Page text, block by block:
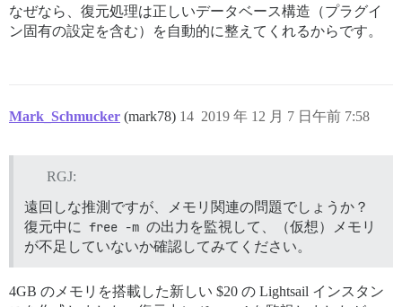
なぜなら、復元処理は正しいデータベース構造（プラグイ
ン固有の設定を含む）を自動的に整えてくれるからです。
Mark_Schmucker (mark78) 2019 年 12 月 7 日午前 7:58
14
RGJ:
遠回しな推測ですが、メモリ関連の問題でしょうか？
復元中に free -m の出力を監視して、（仮想）メモリ
が不足していないか確認してみてください。
4GB のメモリを搭載した新しい $20 の Lightsail インスタン